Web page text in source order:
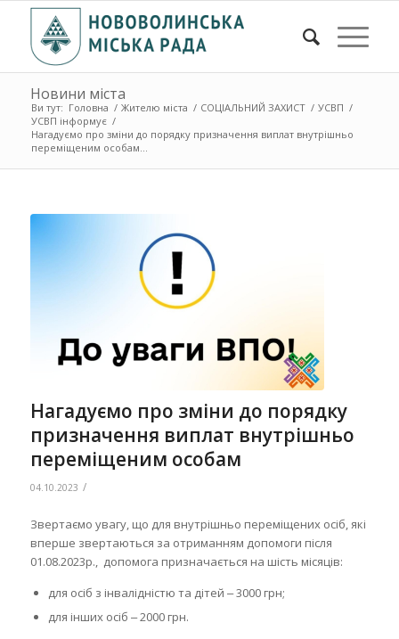
Новини міста
Ви тут: Головна / Жителю міста / СОЦІАЛЬНИЙ ЗАХИСТ / УСВП /
УСВП інформує /
Нагадуємо про зміни до порядку призначення виплат внутрішньо
переміщеним особам...
Нагадуємо про зміни до порядку
призначення виплат внутрішньо
переміщеним особам
04.10.2023 /
Звертаємо увагу, що для внутрішньо переміщених осіб, які
вперше звертаються за отриманням допомоги після
01.08.2023р., допомога призначається на шість місяців:
для осіб з інвалідністю та дітей ‒ 3000 грн;
для інших осіб ‒ 2000 грн.